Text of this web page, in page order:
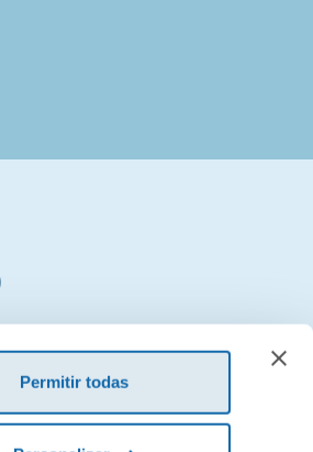
Permitir todas